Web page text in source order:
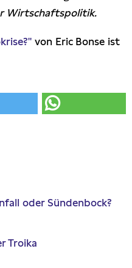
Wirtschaftspolitik.
von Eric Bonse ist
oder Sündenbock?
Troika